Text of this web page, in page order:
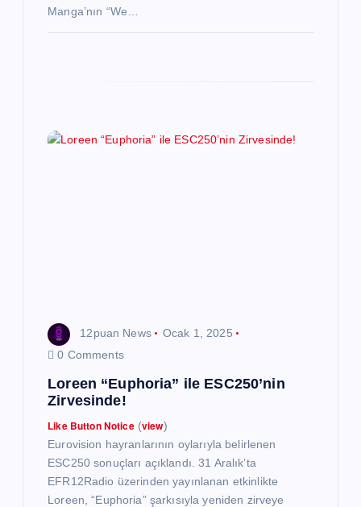
Manga’nın “We…
12puan News
Ocak 1, 2025
0 Comments
Loreen “Euphoria” ile ESC250’nin
Zirvesinde!
Like Button Notice(view)
Eurovision hayranlarının oylarıyla belirlenen
ESC250 sonuçları açıklandı. 31 Aralık’ta
EFR12Radio üzerinden yayınlanan etkinlikte
Loreen, “Euphoria” şarkısıyla yeniden zirveye